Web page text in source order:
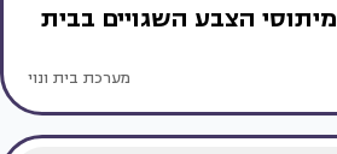
מיתוסי הצבע השגויים בבית
מערכת בית ונוי